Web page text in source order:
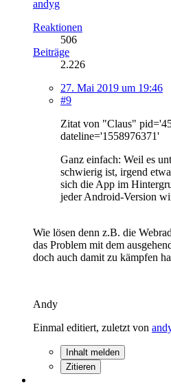
andyg
Reaktionen
506
Beiträge
2.226
27. Mai 2019 um 19:46
#9
Zitat von "Claus"
dateline='1558976371'
Ganz einfach: Weil es
schwierig ist, irgend
sich die App im
jeder Android-Version
Wie lösen denn z.B. die
das Problem mit dem
doch auch damit zu kämpfen
Andy
Einmal editiert, zuletzt von
Inhalt melden
Zitieren